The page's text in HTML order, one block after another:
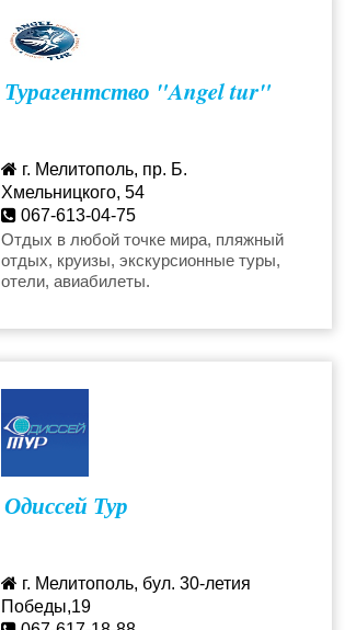
Турагентство "Angel tur"
г. Мелитополь, пр. Б.
Хмельницкого, 54
067-613-04-75
angeltur@mail.ru
Отдых в любой точке мира, пляжный
отдых, круизы, экскурсионные туры,
отели, авиабилеты.
Одиссей Тур
г. Мелитополь, бул. 30-летия
Победы,19